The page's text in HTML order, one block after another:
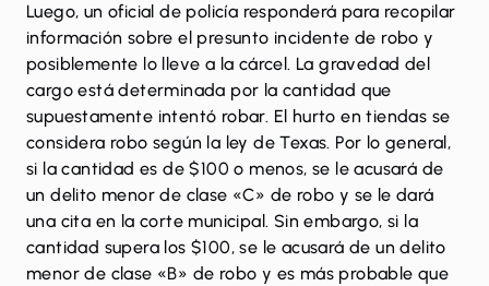
Luego, un oficial de policía responderá para recopilar
información sobre el presunto incidente de robo y
posiblemente lo lleve a la cárcel. La gravedad del
cargo está determinada por la cantidad que
supuestamente intentó robar. El hurto en tiendas se
considera robo según la ley de Texas. Por lo general,
si la cantidad es de $100 o menos, se le acusará de
un delito menor de clase «C» de robo y se le dará
una cita en la corte municipal. Sin embargo, si la
cantidad supera los $100, se le acusará de un delito
menor de clase «B» de robo y es más probable que